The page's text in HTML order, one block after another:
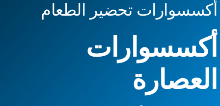
أكسسوارات تحضير الطعام
أكسسوارات
العصارة